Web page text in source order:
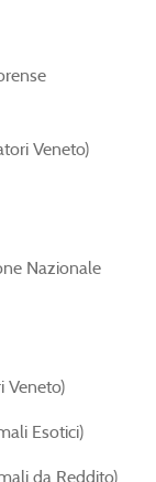
Veneto)
Nazionale
Veneto)
Esotici)
da Reddito)